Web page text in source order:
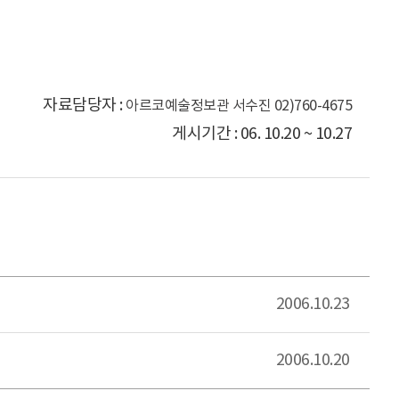
자료담당자 : 아르코예술정보관 서수진 02)760-4675
게시기간 : 06. 10.20 ~ 10.27
2006.10.23
2006.10.20